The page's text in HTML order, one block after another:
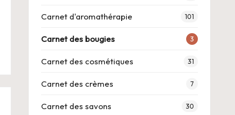
Carnet d'aromathérapie 101
Carnet des bougies 3
Carnet des cosmétiques 31
Carnet des crèmes 7
Carnet des savons 30